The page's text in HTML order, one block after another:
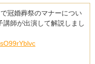
冠婚葬祭のマナーについ
師が出演して解説しまし